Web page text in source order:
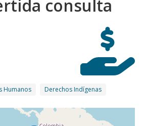
consulta
Humanos Derechos Indígenas